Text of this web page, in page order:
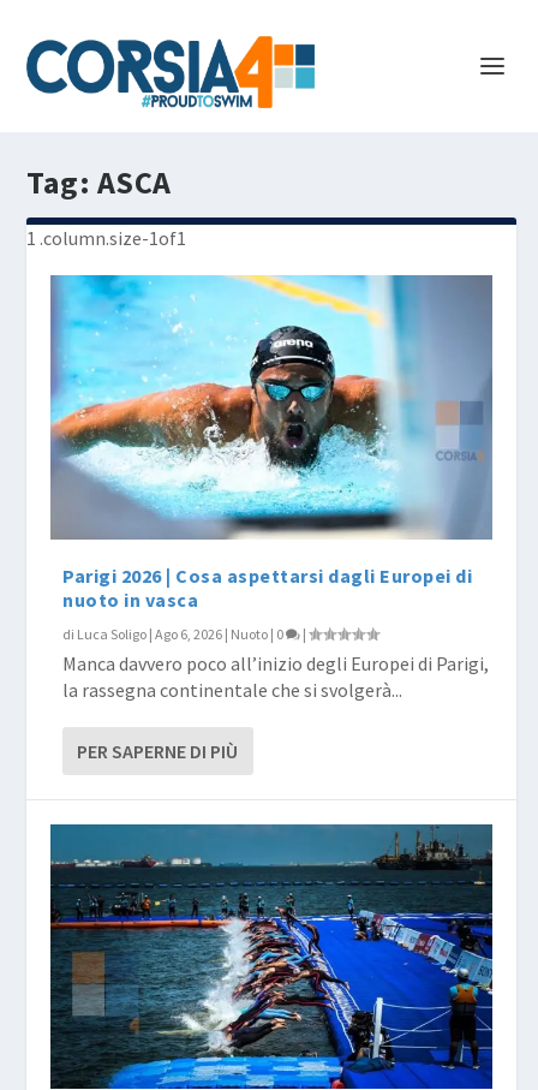
Tag: ASCA
Parigi 2026 | Cosa aspettarsi dagli Europei di
nuoto in vasca
di Luca Soligo |Ago 6, 2026 | Nuoto | 0 |
Manca davvero poco all’inizio degli Europei di Parigi,
la rassegna continentale che si svolgerà...
PER SAPERNE DI PIÙ